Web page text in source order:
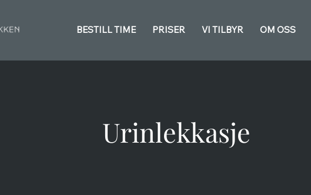
BESTILL TIME PRISER VI TILBYR OM OSS
Urinlekkasje